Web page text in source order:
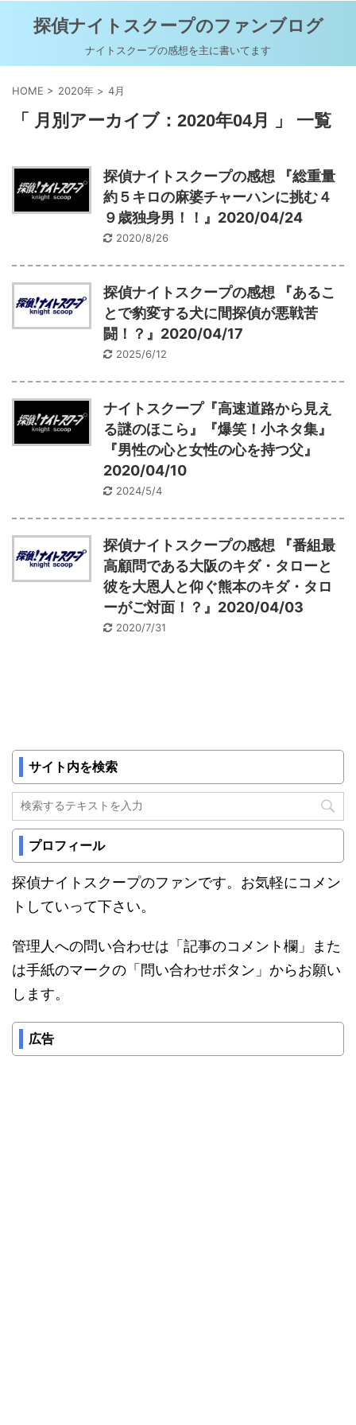
探偵ナイトスクープのファンブログ
ナイトスクープの感想を主に書いてます
HOME > 2020年 > 4月
「 月別アーカイブ：2020年04月 」 一覧
探偵ナイトスクープの感想 『総重量
約５キロの麻婆チャーハンに挑む４
９歳独身男！！』2020/04/24
2020/8/26
探偵ナイトスクープの感想 『あるこ
とで豹変する犬に間探偵が悪戦苦
闘！？』2020/04/17
2025/6/12
ナイトスクープ『高速道路から見え
る謎のほこら』『爆笑！小ネタ集』
『男性の心と女性の心を持つ父』
2020/04/10
2024/5/4
探偵ナイトスクープの感想 『番組最
高顧問である大阪のキダ・タローと
彼を大恩人と仰ぐ熊本のキダ・タロ
ーがご対面！？』2020/04/03
2020/7/31
サイト内を検索
プロフィール
探偵ナイトスクープのファンです。お気軽にコメン
トしていって下さい。
管理人への問い合わせは「記事のコメント欄」また
は手紙のマークの「問い合わせボタン」からお願い
します。
広告